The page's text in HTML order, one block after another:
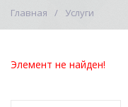
Главная Услуги
Элемент не найден!